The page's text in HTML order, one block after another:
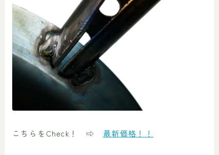
こちらをCheck！ ⇨ 最新価格！！